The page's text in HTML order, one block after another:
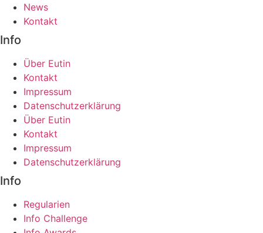
News
Kontakt
Info
Über Eutin
Kontakt
Impressum
Datenschutzerklärung
Über Eutin
Kontakt
Impressum
Datenschutzerklärung
Info
Regularien
Info Challenge